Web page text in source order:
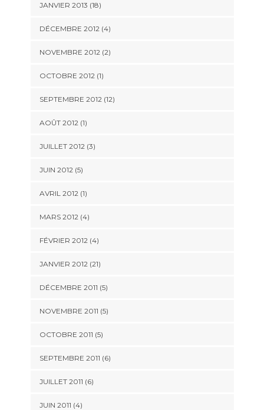
JANVIER 2013 (18)
DÉCEMBRE 2012 (4)
NOVEMBRE 2012 (2)
OCTOBRE 2012 (1)
SEPTEMBRE 2012 (12)
AOÛT 2012 (1)
JUILLET 2012 (3)
JUIN 2012 (5)
AVRIL 2012 (1)
MARS 2012 (4)
FÉVRIER 2012 (4)
JANVIER 2012 (21)
DÉCEMBRE 2011 (5)
NOVEMBRE 2011 (5)
OCTOBRE 2011 (5)
SEPTEMBRE 2011 (6)
JUILLET 2011 (6)
JUIN 2011 (4)